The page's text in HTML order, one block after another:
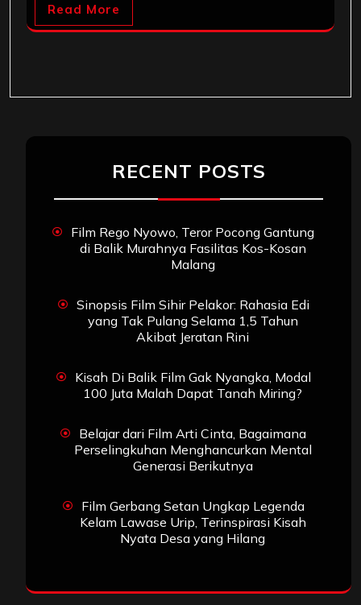
Read More
RECENT POSTS
Film Rego Nyowo, Teror Pocong Gantung
di Balik Murahnya Fasilitas Kos-Kosan
Malang
Sinopsis Film Sihir Pelakor: Rahasia Edi
yang Tak Pulang Selama 1,5 Tahun
Akibat Jeratan Rini
Kisah Di Balik Film Gak Nyangka, Modal
100 Juta Malah Dapat Tanah Miring?
Belajar dari Film Arti Cinta, Bagaimana
Perselingkuhan Menghancurkan Mental
Generasi Berikutnya
Film Gerbang Setan Ungkap Legenda
Kelam Lawase Urip, Terinspirasi Kisah
Nyata Desa yang Hilang